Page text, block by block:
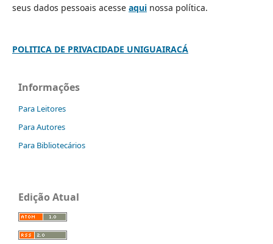
seus dados pessoais acesse aquinossa política.
POLITICA DE PRIVACIDADE UNIGUAIRACÁ
Informações
Para Leitores
Para Autores
Para Bibliotecários
Edição Atual